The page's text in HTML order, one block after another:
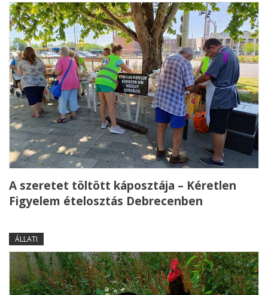
A szeretet töltött káposztája – Kéretlen
Figyelem ételosztás Debrecenben
ÁLLATI